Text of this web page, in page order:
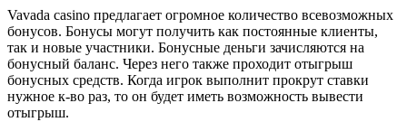
Vavada casino предлагает огромное количество всевозможных
бонусов. Бонусы могут получить как постоянные клиенты,
так и новые участники. Бонусные деньги зачисляются на
бонусный баланс. Через него также проходит отыгрыш
бонусных средств. Когда игрок выполнит прокрут ставки
нужное к-во раз, то он будет иметь возможность вывести
отыгрыш.